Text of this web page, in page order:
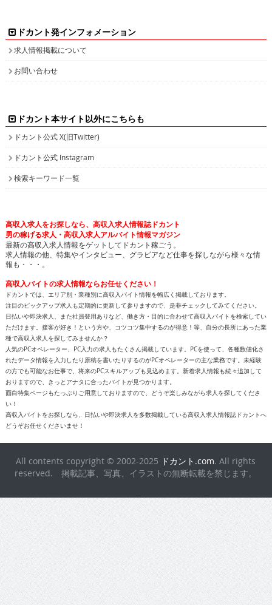
ドカント発インフォメーション
求人情報掲載について
お問い合わせ
ドカント本サイト以外にこちらも
ドカント公式 X(旧Twitter)
ドカント公式 Instagram
検索キーワード一覧
高収入求人をお探しなら、高収入求人情報誌ドカント
男の稼げる求人・高収入求人アルバイト情報マガジン
最新の高収入求人情報をゲットしてドカント稼ごう。
求人情報の他、特集やインタビュー、グラビアなど仕事を探しながら様々な情
報も・・・。
高収入バイトの求人情報ならお任せください！
ドカントでは、エリア別・業種別に高収入バイト情報を幅広く掲載しております。
注目のピックアップ求人も定期的に更新して参りますので、是非チェックしてみてください。
日払いや即決求人、また社員登用ありなど、働き方・目的に合わせて高収入バイトを検索してい
ただけます。接客が好き！という方や、コツコツ集中するのが得意！等、自分の長所にあった業
種で高収入求人を探してみませんか？
人気のPCオペレーター、PC入力の求人もたくさん掲載しています。PCを使って、各種数値化さ
れたデータ情報を入力したり原稿を書いたりするのがPCオペレーターの主な業務です。未経験
の方でも可能なお仕事で、将来のPCスキルアップも見込めます。新着求人情報も続々追加して
おりますので、きっとアナタに合ったバイトが見つかります。
面白特集ページもたっぷりご用意しておりますので、どうぞ楽しみながら求人を探してくださ
い！
高収入バイトをお探しなら、日払いや即決求人を多数掲載している高収入求人情報誌ドカントへ
どうぞお任せくださいませ！
All contents copyright © 2002-2025 ドカント.com. All rights
reserved. 掲載記事、写真、イラストの無断転載を禁じます。